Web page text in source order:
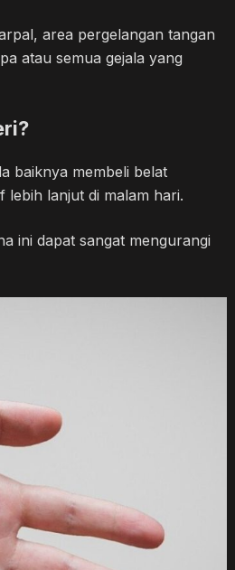
area pergelangan tangan
atau semua gejala yang
baiknya membeli belat
lebih lanjut di malam hari.
ini dapat sangat mengurangi